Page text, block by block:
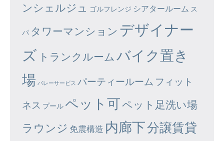
ンシェルジュ
ゴルフレンジ シアタールーム ス
パ タワーマンション デザイナー
ズ トランクルーム バイク置き
場 バレーサービス パーティールーム フィット
ネス プール ペット可ペット足洗い場
ラウンジ 免震構造 内廊下分譲賃貸